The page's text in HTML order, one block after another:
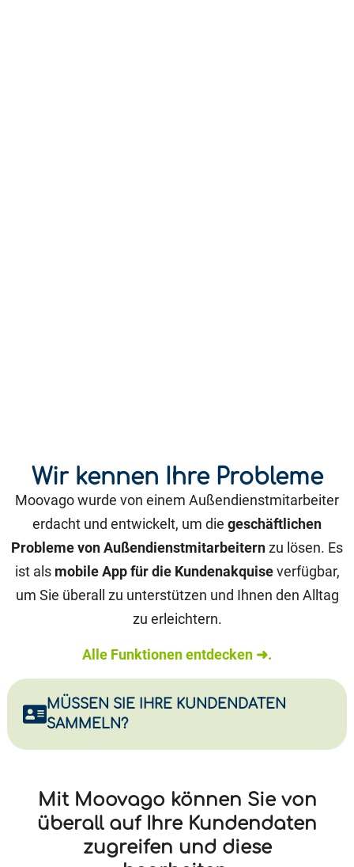
Wir kennen Ihre Probleme
Moovago wurde von einem Außendienstmitarbeiter
erdacht und entwickelt, um die geschäftlichen
Probleme von Außendienstmitarbeiternzu lösen. Es
ist als mobile App für die Kundenakquiseverfügbar,
um Sie überall zu unterstützen und Ihnen den Alltag
zu erleichtern.
Alle Funktionen entdecken ➜.
MÜSSEN SIE IHRE KUNDENDATEN
SAMMELN?
Mit Moovago können Sie von
überall auf Ihre Kundendaten
zugreifen und diese